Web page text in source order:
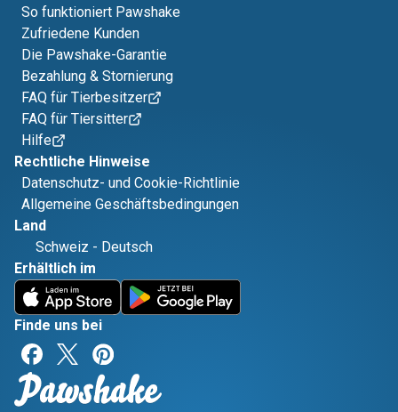
So funktioniert Pawshake
Zufriedene Kunden
Die Pawshake-Garantie
Bezahlung & Stornierung
FAQ für Tierbesitzer
FAQ für Tiersitter
Hilfe
Rechtliche Hinweise
Datenschutz- und Cookie-Richtlinie
Allgemeine Geschäftsbedingungen
Land
Schweiz - Deutsch
Erhältlich im
Finde uns bei